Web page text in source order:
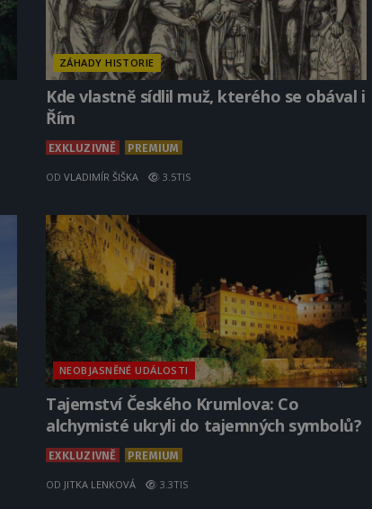
ZÁHADY HISTORIE
Kde vlastně sídlil muž, kterého se obával i
Řím
EXKLUZIVNĚ PREMIUM
OD VLADIMÍR ŠIŠKA 3.5TIS
NEOBJASNĚNÉ UDÁLOSTI
Tajemství Českého Krumlova: Co
alchymisté ukryli do tajemných symbolů?
EXKLUZIVNĚ PREMIUM
OD JITKA LENKOVÁ 3.3TIS